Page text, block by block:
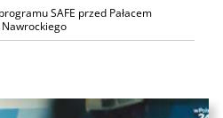
SAFE przed Pałacem